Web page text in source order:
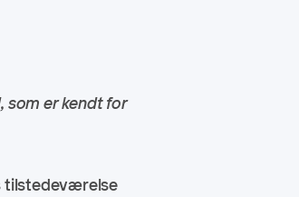
som er kendt for
tilstedeværelse